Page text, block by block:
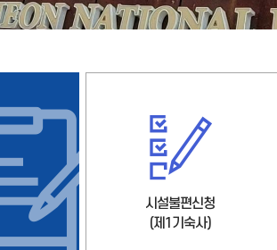
시설불편신청
(제1기숙사)
시설불편신청
(제2,3기숙사)